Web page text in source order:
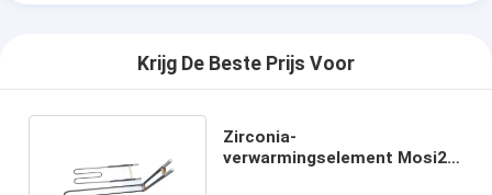
Krijg De Beste Prijs Voor
Zirconia-
verwarmingselement Mosi2